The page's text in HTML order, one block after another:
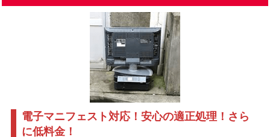
電子マニフェスト対応！安心の適正処理！さら
に低料金！